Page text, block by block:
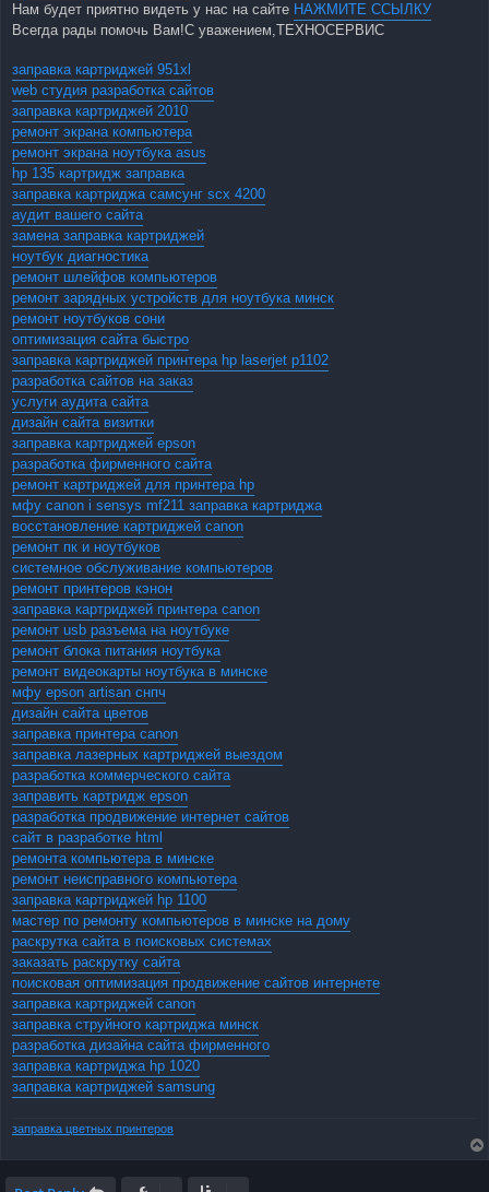
Нам будет приятно видеть у нас на сайте НАЖМИТЕ ССЫЛКУ
Всегда рады помочь Вам!С уважением,ТЕХНОСЕРВИC
заправка картриджей 951xl
web студия разработка сайтов
заправка картриджей 2010
ремонт экрана компьютера
ремонт экрана ноутбука asus
hp 135 картридж заправка
заправка картриджа самсунг scx 4200
аудит вашего сайта
замена заправка картриджей
ноутбук диагностика
ремонт шлейфов компьютеров
ремонт зарядных устройств для ноутбука минск
ремонт ноутбуков сони
оптимизация сайта быстро
заправка картриджей принтера hp laserjet p1102
разработка сайтов на заказ
услуги аудита сайта
дизайн сайта визитки
заправка картриджей epson
разработка фирменного сайта
ремонт картриджей для принтера hp
мфу canon i sensys mf211 заправка картриджа
восстановление картриджей canon
ремонт пк и ноутбуков
системное обслуживание компьютеров
ремонт принтеров кэнон
заправка картриджей принтера canon
ремонт usb разъема на ноутбуке
ремонт блока питания ноутбука
ремонт видеокарты ноутбука в минске
мфу epson artisan снпч
дизайн сайта цветов
заправка принтера canon
заправка лазерных картриджей выездом
разработка коммерческого сайта
заправить картридж epson
разработка продвижение интернет сайтов
сайт в разработке html
ремонта компьютера в минске
ремонт неисправного компьютера
заправка картриджей hp 1100
мастер по ремонту компьютеров в минске на дому
раскрутка сайта в поисковых системах
заказать раскрутку сайта
поисковая оптимизация продвижение сайтов интернете
заправка картриджей canon
заправка струйного картриджа минск
разработка дизайна сайта фирменного
заправка картриджа hp 1020
заправка картриджей samsung
заправка цветных принтеров